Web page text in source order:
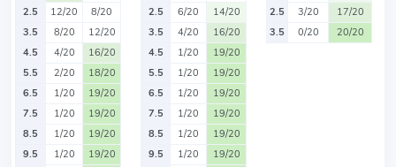
2.5
12/20
8/20
3.5
8/20
12/20
4.5
4/20
16/20
5.5
2/20
18/20
6.5
1/20
19/20
7.5
1/20
19/20
8.5
1/20
19/20
9.5
1/20
19/20
2.5
6/20
14/20
3.5
4/20
16/20
4.5
1/20
19/20
5.5
1/20
19/20
6.5
1/20
19/20
7.5
1/20
19/20
8.5
1/20
19/20
9.5
1/20
19/20
2.5
3/20
17/20
3.5
0/20 20/20